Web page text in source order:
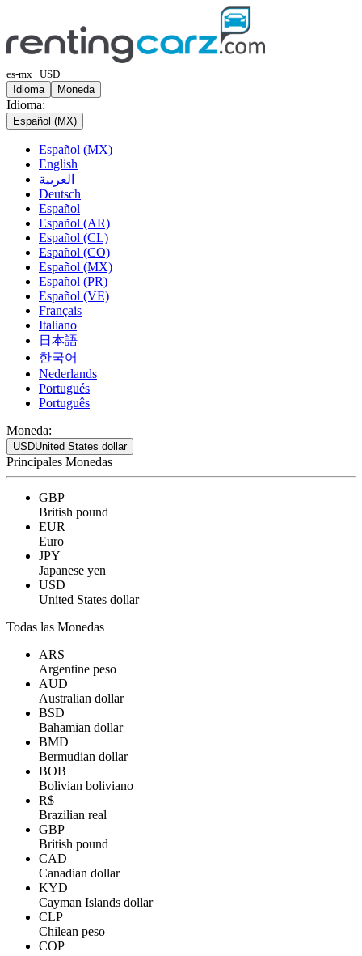
es-mx | USD
Idioma
Moneda
Idioma:
Español (MX)
Español (MX)
English
العربية
Deutsch
Español
Español (AR)
Español (CL)
Español (CO)
Español (MX)
Español (PR)
Español (VE)
Français
Italiano
日本語
한국어
Nederlands
Portugués
Português
Moneda:
USDUnited States dollar
Principales Monedas
GBP
British pound
EUR
Euro
JPY
Japanese yen
USD
United States dollar
Todas las Monedas
ARS
Argentine peso
AUD
Australian dollar
BSD
Bahamian dollar
BMD
Bermudian dollar
BOB
Bolivian boliviano
R$
Brazilian real
GBP
British pound
CAD
Canadian dollar
KYD
Cayman Islands dollar
CLP
Chilean peso
COP